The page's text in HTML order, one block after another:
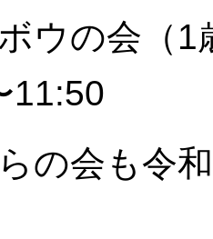
ボウの
11:50
の会も令